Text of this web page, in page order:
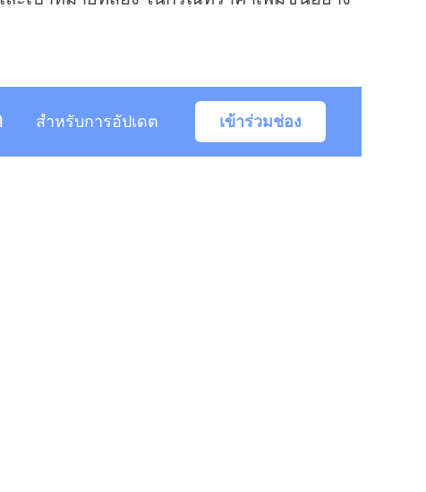
สำหรับการอัปเดต เข้าร่วมช่อง